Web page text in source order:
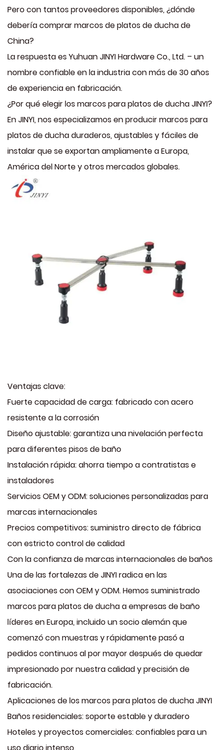
Pero con tantos proveedores disponibles, ¿dónde
debería comprar marcos de platos de ducha de
China?
La respuesta esYuhuan JINYI Hardware Co., Ltd. – un
nombre confiable en la industria con más de 30 años
de experiencia en fabricación.
¿Por qué elegir los marcos para platos de ducha JINYI?
En JINYI, nos especializamos en producir marcos para
platos de ducha duraderos, ajustables y fáciles de
instalar que se exportan ampliamente a Europa,
América del Norte y otros mercados globales.
Ventajas clave:
Fuerte capacidad de carga: fabricado con acero
resistente a la corrosión
Diseño ajustable: garantiza una nivelación perfecta
para diferentes pisos de baño
Instalación rápida: ahorra tiempo a contratistas e
instaladores
Servicios OEM y ODM: soluciones personalizadas para
marcas internacionales
Precios competitivos: suministro directo de fábrica
con estricto control de calidad
Con la confianza de marcas internacionales de baños
Una de las fortalezas de JINYI radica en las
asociaciones con OEM y ODM. Hemos suministrado
marcos para platos de ducha a empresas de baño
líderes en Europa, incluido un socio alemán que
comenzó con muestras y rápidamente pasó a
pedidos continuos al por mayor después de quedar
impresionado por nuestra calidad y precisión de
fabricación.
Aplicaciones de los marcos para platos de ducha JINYI
Baños residenciales: soporte estable y duradero
Hoteles y proyectos comerciales: confiables para un